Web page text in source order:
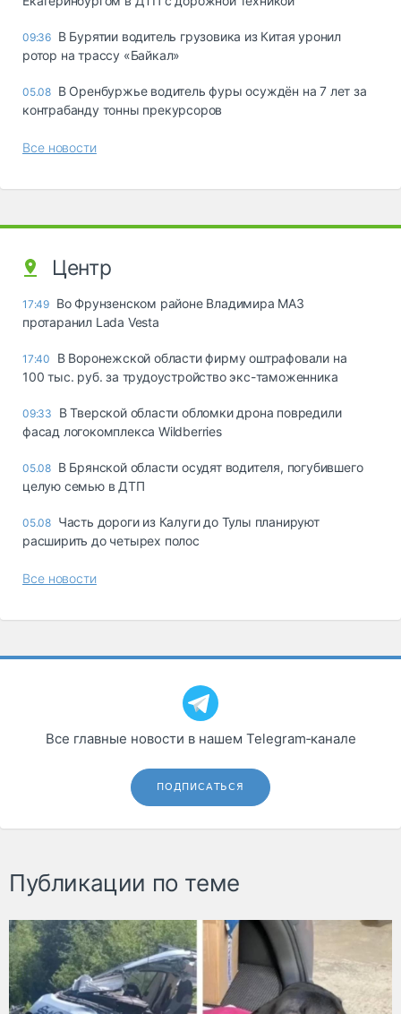
09:36 В Бурятии водитель грузовика из Китая уронил
ротор на трассу «Байкал»
05.08 В Оренбуржье водитель фуры осуждён на 7 лет за
контрабанду тонны прекурсоров
Все новости
Центр
17:49 Во Фрунзенском районе Владимира МАЗ
протаранил Lada Vesta
17:40
В Воронежской области фирму оштрафовали на
100 тыс. руб. за трудоустройство экс-таможенника
09:33
В Тверской области обломки дрона повредили
фасад логокомплекса Wildberries
05.08 В Брянской области осудят водителя, погубившего
целую семью в ДТП
05.08 Часть дороги из Калуги до Тулы планируют
расширить до четырех полос
Все новости
Все главные новости в нашем Telegram‑канале
ПОДПИСАТЬСЯ
Публикации по теме